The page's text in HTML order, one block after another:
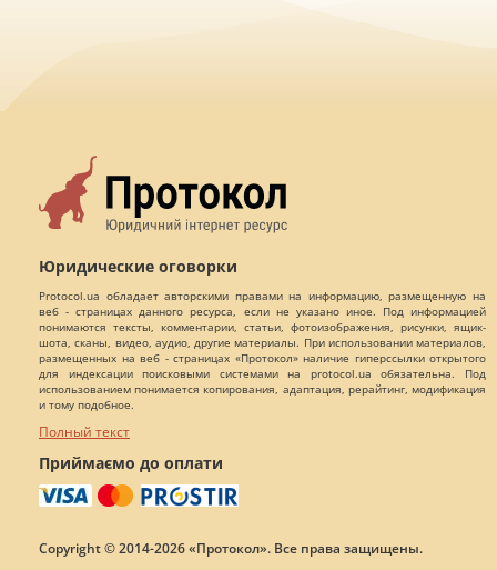
Юридические оговорки
Protocol.ua обладает авторскими правами на информацию, размещенную на
веб - страницах данного ресурса, если не указано иное. Под информацией
понимаются тексты, комментарии, статьи, фотоизображения, рисунки, ящик-
шота, сканы, видео, аудио, другие материалы. При использовании материалов,
размещенных на веб - страницах «Протокол» наличие гиперссылки открытого
для индексации поисковыми системами на protocol.ua обязательна. Под
использованием понимается копирования, адаптация, рерайтинг, модификация
и тому подобное.
Полный текст
Приймаємо до оплати
Copyright © 2014-2026 «Протокол». Все права защищены.